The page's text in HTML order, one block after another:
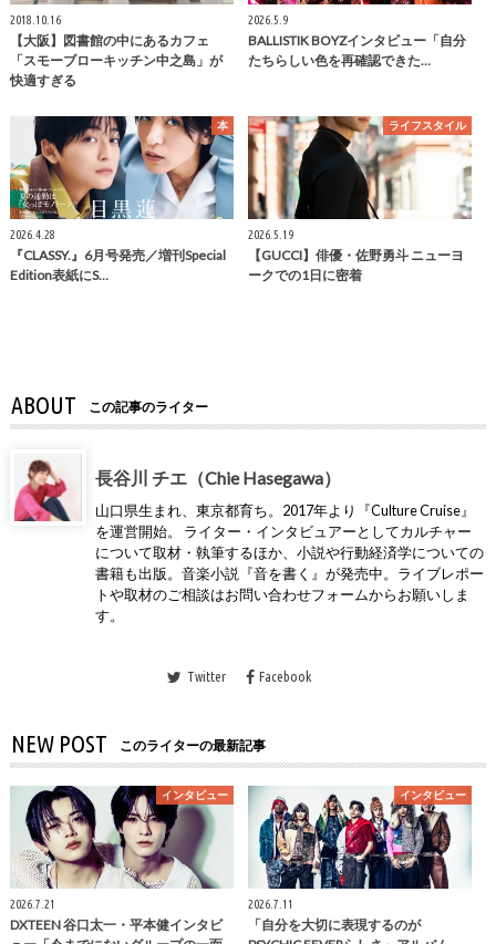
2018.10.16
【大阪】図書館の中にあるカフェ
「スモーブローキッチン中之島」が
快適すぎる
2026.5.9
BALLISTIK BOYZインタビュー「自分
たちらしい色を再確認できた…
本
2026.4.28
『CLASSY.』6月号発売／増刊Special
Edition表紙にS…
ライフスタイル
2026.5.19
【GUCCI】俳優・佐野勇斗 ニューヨ
ークでの1日に密着
ABOUT この記事のライター
長谷川 チエ（Chie Hasegawa）
山口県生まれ、東京都育ち。2017年より『Culture Cruise』
を運営開始。 ライター・インタビュアーとしてカルチャー
について取材・執筆するほか、小説や行動経済学についての
書籍も出版。音楽小説『音を書く』が発売中。ライブレポー
トや取材のご相談はお問い合わせフォームからお願いしま
す。
Twitter Facebook
NEW POST このライターの最新記事
インタビュー
2026.7.21
DXTEEN 谷口太一・平本健インタビ
インタビュー
2026.7.11
「自分を大切に表現するのが